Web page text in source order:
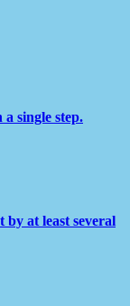
single step.
by at least several